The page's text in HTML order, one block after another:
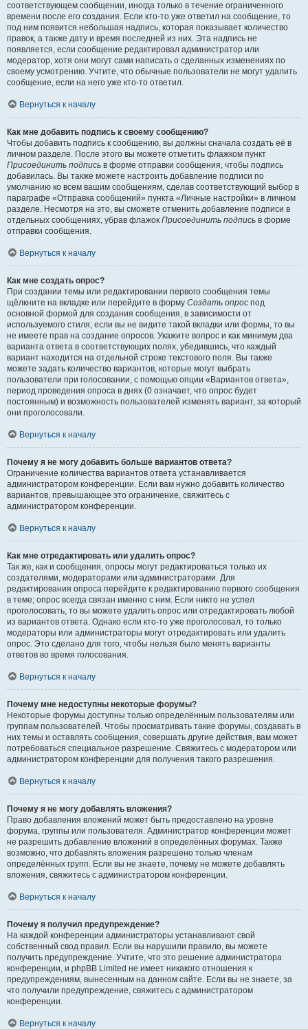
соответствующем сообщении, иногда только в течение ограниченного
времени после его создания. Если кто-то уже ответил на сообщение, то
под ним появится небольшая надпись, которая показывает количество
правок, а также дату и время последней из них. Эта надпись не
появляется, если сообщение редактировал администратор или
модератор, хотя они могут сами написать о сделанных изменениях по
своему усмотрению. Учтите, что обычные пользователи не могут удалить
сообщение, если на него уже кто-то ответил.
Вернуться к началу
Как мне добавить подпись к своему сообщению?
Чтобы добавить подпись к сообщению, вы должны сначала создать её в
личном разделе. После этого вы можете отметить флажком пункт
Присоединить подпись в форме отправки сообщения, чтобы подпись
добавилась. Вы также можете настроить добавление подписи по
умолчанию ко всем вашим сообщениям, сделав соответствующий выбор в
параграфе «Отправка сообщений» пункта «Личные настройки» в личном
разделе. Несмотря на это, вы сможете отменить добавление подписи в
отдельных сообщениях, убрав флажок Присоединить подпись в форме
отправки сообщения.
Вернуться к началу
Как мне создать опрос?
При создании темы или редактировании первого сообщения темы
щёлкните на вкладке или перейдите в форму Создать опрос под
основной формой для создания сообщения, в зависимости от
используемого стиля; если вы не видите такой вкладки или формы, то вы
не имеете прав на создание опросов. Укажите вопрос и как минимум два
варианта ответа в соответствующих полях, убедившись, что каждый
вариант находится на отдельной строке текстового поля. Вы также
можете задать количество вариантов, которые могут выбрать
пользователи при голосовании, с помощью опции «Вариантов ответа»,
период проведения опроса в днях (0 означает, что опрос будет
постоянным) и возможность пользователей изменять вариант, за который
они проголосовали.
Вернуться к началу
Почему я не могу добавить больше вариантов ответа?
Ограничение количества вариантов ответа устанавливается
администратором конференции. Если вам нужно добавить количество
вариантов, превышающее это ограничение, свяжитесь с
администратором конференции.
Вернуться к началу
Как мне отредактировать или удалить опрос?
Так же, как и сообщения, опросы могут редактироваться только их
создателями, модераторами или администраторами. Для
редактирования опроса перейдите к редактированию первого сообщения
в теме; опрос всегда связан именно с ним. Если никто не успел
проголосовать, то вы можете удалить опрос или отредактировать любой
из вариантов ответа. Однако если кто-то уже проголосовал, то только
модераторы или администраторы могут отредактировать или удалить
опрос. Это сделано для того, чтобы нельзя было менять варианты
ответов во время голосования.
Вернуться к началу
Почему мне недоступны некоторые форумы?
Некоторые форумы доступны только определённым пользователям или
группам пользователей. Чтобы просматривать такие форумы, создавать в
них темы и оставлять сообщения, совершать другие действия, вам может
потребоваться специальное разрешение. Свяжитесь с модератором или
администратором конференции для получения такого разрешения.
Вернуться к началу
Почему я не могу добавлять вложения?
Право добавления вложений может быть предоставлено на уровне
форума, группы или пользователя. Администратор конференции может
не разрешить добавление вложений в определённых форумах. Также
возможно, что добавлять вложения разрешено только членам
определённых групп. Если вы не знаете, почему не можете добавлять
вложения, свяжитесь с администратором конференции.
Вернуться к началу
Почему я получил предупреждение?
На каждой конференции администраторы устанавливают свой
собственный свод правил. Если вы нарушили правило, вы можете
получить предупреждение. Учтите, что это решение администратора
конференции, и phpBB Limited не имеет никакого отношения к
предупреждениям, вынесенным на данном сайте. Если вы не знаете, за
что получили предупреждение, свяжитесь с администратором
конференции.
Вернуться к началу